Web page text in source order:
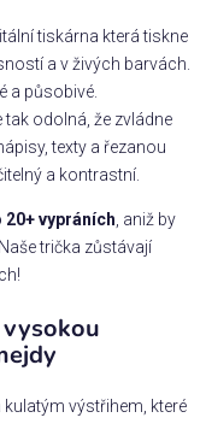
tiskárna která tiskne
a v živých barvách.
a působivé.
tak odolná, že zvládne
texty a řezanou
a kontrastní.
vypráních , aniž by
trička zůstávají
výstřihem, které